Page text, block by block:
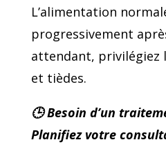
L’alimentation
progressivement
attendant, privilégiez
et tièdes.
🕒 Besoin d’un
Planifiez votre